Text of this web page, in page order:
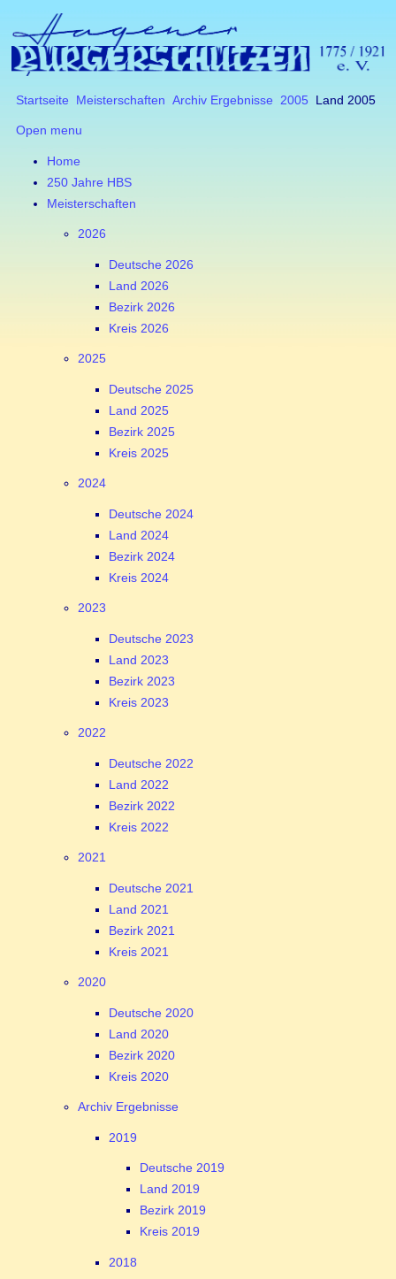
Startseite Meisterschaften Archiv Ergebnisse 2005 Land 2005
Open menu
Home
250 Jahre HBS
Meisterschaften
2026
Deutsche 2026
Land 2026
Bezirk 2026
Kreis 2026
2025
Deutsche 2025
Land 2025
Bezirk 2025
Kreis 2025
2024
Deutsche 2024
Land 2024
Bezirk 2024
Kreis 2024
2023
Deutsche 2023
Land 2023
Bezirk 2023
Kreis 2023
2022
Deutsche 2022
Land 2022
Bezirk 2022
Kreis 2022
2021
Deutsche 2021
Land 2021
Bezirk 2021
Kreis 2021
2020
Deutsche 2020
Land 2020
Bezirk 2020
Kreis 2020
Archiv Ergebnisse
2019
Deutsche 2019
Land 2019
Bezirk 2019
Kreis 2019
2018